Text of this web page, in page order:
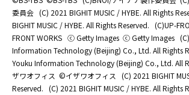
委員会 (C) 2021 BIGHIT MUSIC / HYBE. All Rights
BIGHIT MUSIC / HYBE. All Rights Reserved. (C)UP-
FRONT WORKS ⓒ Getty Images ⓒ Getty Images
Information Technology (Beijing) Co., Ltd. All Rights
Youku Information Technology (Beijing) Co., Ltd. All
ザワオフィス ©イザワオフィス
(C) 2021 BIGHIT
Reserved. (C) 2021 BIGHIT MUSIC / HYBE. All Rights